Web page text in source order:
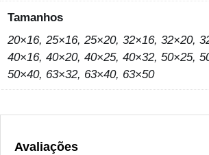
Tamanhos
20×16, 25×16, 25×20, 32×16, 32×20,
40×16, 40×20, 40×25, 40×32, 50×25,
50×40, 63×32, 63×40, 63×50
Avaliações